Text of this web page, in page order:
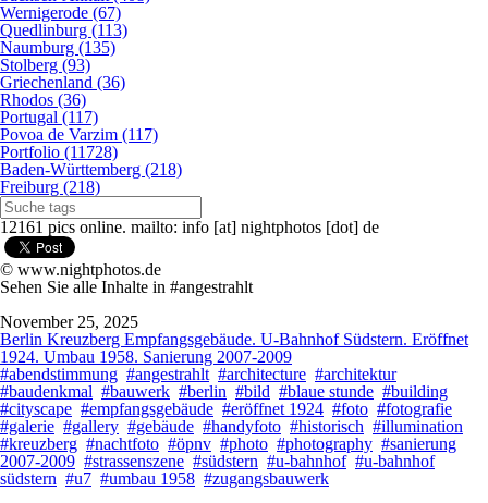
Wernigerode (67)
Quedlinburg (113)
Naumburg (135)
Stolberg (93)
Griechenland (36)
Rhodos (36)
Portugal (117)
Povoa de Varzim (117)
Portfolio (11728)
Baden-Württemberg (218)
Freiburg (218)
12161 pics online. mailto: info [at] nightphotos [dot] de
© www.nightphotos.de
Sehen Sie alle Inhalte in #angestrahlt
November 25, 2025
Berlin Kreuzberg Empfangsgebäude. U-Bahnhof Südstern. Eröffnet
1924. Umbau 1958. Sanierung 2007-2009
#abendstimmung #angestrahlt #architecture #architektur
#baudenkmal #bauwerk #berlin #bild #blaue stunde #building
#cityscape #empfangsgebäude #eröffnet 1924 #foto #fotografie
#galerie #gallery #gebäude #handyfoto #historisch #illumination
#kreuzberg #nachtfoto #öpnv #photo #photography #sanierung
2007-2009 #strassenszene #südstern #u-bahnhof #u-bahnhof
südstern #u7 #umbau 1958 #zugangsbauwerk